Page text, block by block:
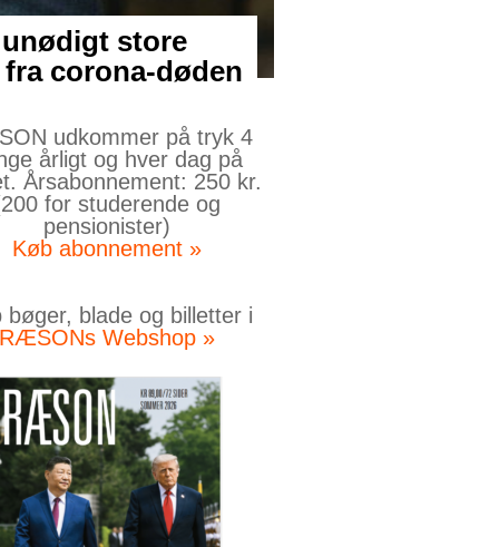
store
corona-døden
udkommer på tryk 4
årligt og hver dag på
Årsabonnement: 250 kr.
for studerende og
pensionister)
Køb abonnement »
bøger, blade og billetter i
RÆSONs Webshop »